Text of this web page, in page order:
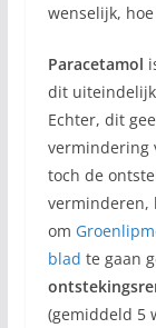
wenselijk,
Paracetamol
dit
Echter, dit
vermindering
toch de
verminderen,
om
blad te gaan
(gemiddeld 5